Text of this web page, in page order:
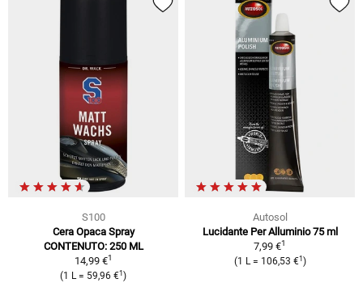
S100
Cera Opaca Spray
CONTENUTO: 250 ML
14,99 €1
(1 L = 59,96 €1 )
Autosol
Lucidante Per Alluminio 75 ml
7,99 €1
(1 L = 106,53 €1 )